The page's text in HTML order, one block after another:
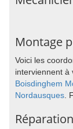
Montage
Voici les
interviennent à
Boisdinghem
Nordausques .